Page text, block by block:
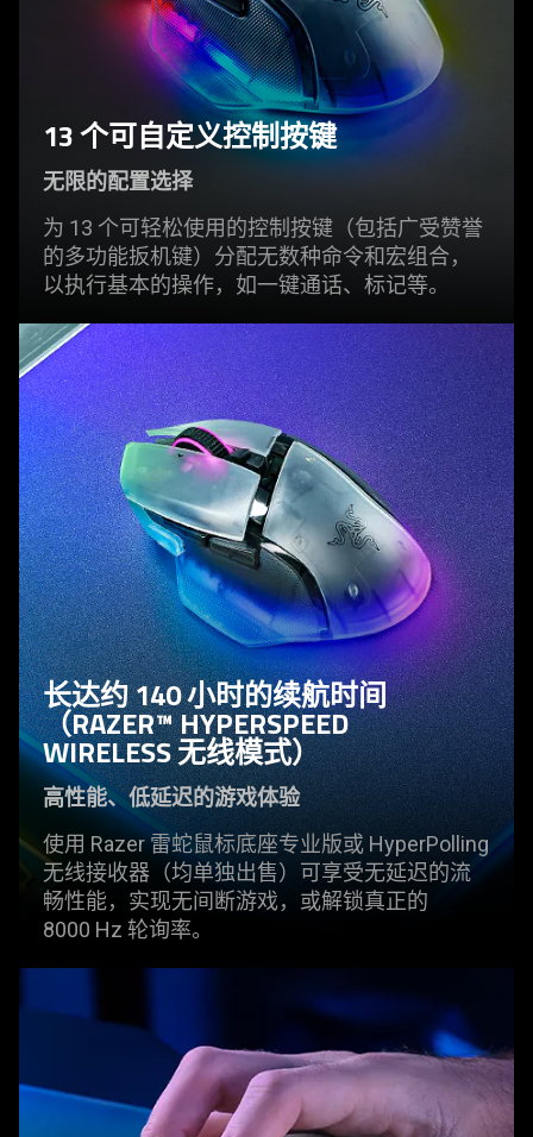
13 个可自定义控制按键
无限的配置选择
为 13 个可轻松使用的控制按键（包括广受赞誉
的多功能扳机键）分配无数种命令和宏组合，
以执行基本的操作，如一键通话、标记等。
长达约 140 小时的续航时间
（RAZER™ HYPERSPEED
WIRELESS 无线模式）
高性能、低延迟的游戏体验
使用 Razer雷蛇鼠标底座专业版或 HyperPolling
无线接收器（均单独出售）可享受无延迟的流
畅性能，实现无间断游戏，或解锁真正的
8000 Hz 轮询率。